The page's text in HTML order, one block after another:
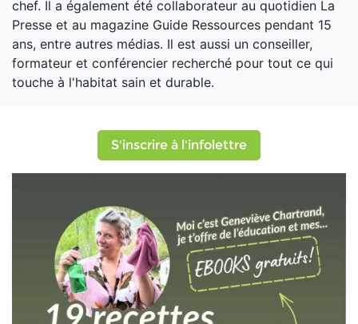
chef. Il a également été collaborateur au quotidien La
Presse et au magazine Guide Ressources pendant 15
ans, entre autres médias. Il est aussi un conseiller,
formateur et conférencier recherché pour tout ce qui
touche à l'habitat sain et durable.
S'inscrire à l'infolettre